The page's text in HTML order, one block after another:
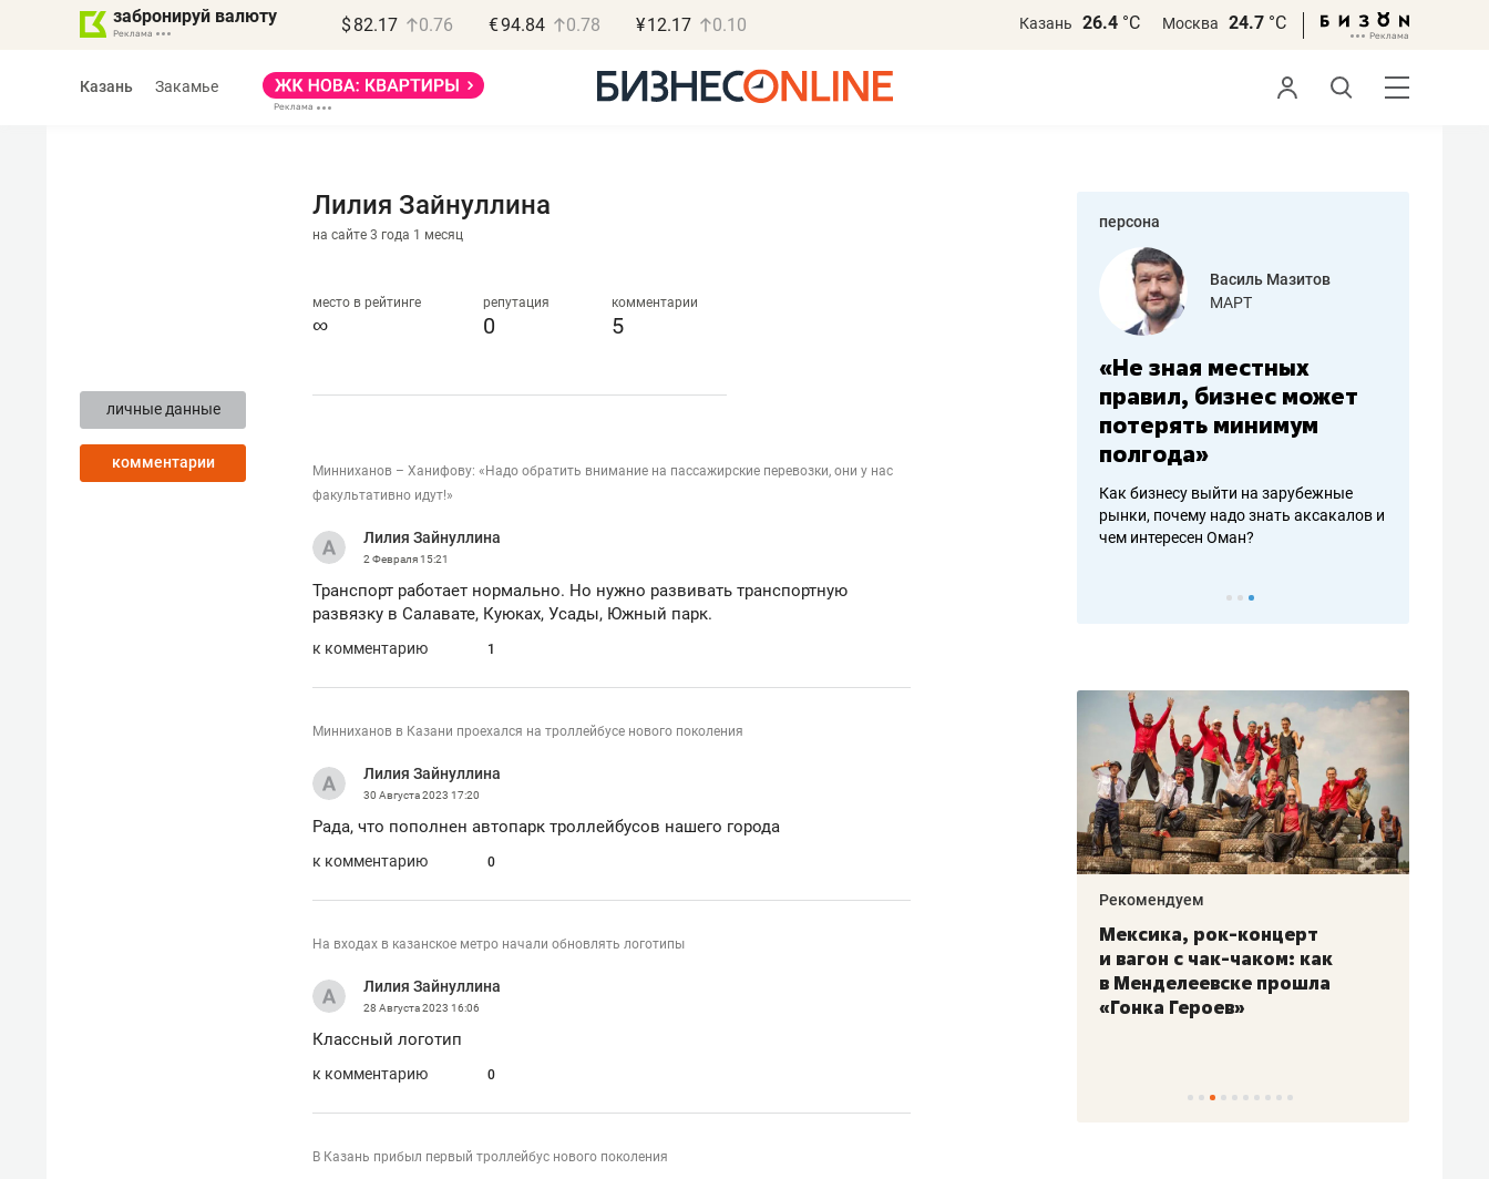
забронируй валюту $ 82.17 0.76 €94.84 0.78 ¥12.17 0.10 Казань 26.4 °С Москва 24.7 °С
Казань Закамье
личные данные
комментарии
Лилия Зайнуллина
на сайте 3 года 1 месяц
место в рейтинге
∞
репутация
0
комментарии
5
Минниханов – Ханифову: «Надо обратить внимание на пассажирские перевозки, они у нас
факультативно идут!»
Лилия Зайнуллина
2 Февраля15:21
Транспорт работает нормально. Но нужно развивать транспортную
развязку в Салавате, Куюках, Усады, Южный парк.
к комментарию 1
Минниханов в Казани проехался на троллейбусе нового поколения
Лилия Зайнуллина
30 Августа 2023 17:20
Рада, что пополнен автопарк троллейбусов нашего города
к комментарию 0
На входах в казанское метро начали обновлять логотипы
Лилия Зайнуллина
28 Августа 2023 16:06
Классный логотип
к комментарию 0
В Казань прибыл первый троллейбус нового поколения
персона
МАРТ
правил, бизнес может
потерять минимум
полгода»
Как бизнесу выйти на зарубежные
чем интересен Оман?
«Готовые решения»
не заработать вообще,
Василь Мазитов
МАРТ
«Не зная местных
правил, бизнес может
потерять минимум
полгода»
Как бизнесу выйти на зарубежные
рынки, почему надо знать аксакалов и
чем интересен Оман?
Как ГК «МИР ГРУПП» и ВТБ
комфорта под Казанью
Рекомендуем
150 камер до квартиры и Face
ID вместо ключа: какой будет
безопасность в ЖК «Нова»
Рекомендуем Рекомендуем
Мексика, рок-концерт
и вагон с чак-чаком: как
в Менделеевске прошла
«Гонка Героев»